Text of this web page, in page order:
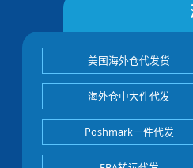
美国海外仓代发货
海外仓中大件代发
Poshmark一件代发